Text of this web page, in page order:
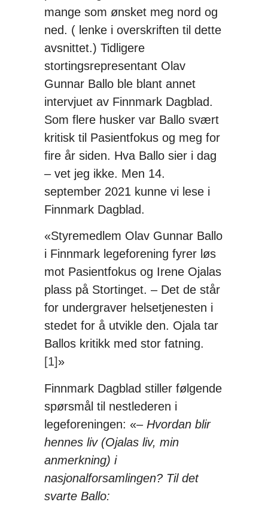
mange som ønsket meg nord og
ned. ( lenke i overskriften til dette
avsnittet.) Tidligere
stortingsrepresentant Olav
Gunnar Ballo ble blant annet
intervjuet av Finnmark Dagblad.
Som flere husker var Ballo svært
kritisk til Pasientfokus og meg for
fire år siden. Hva Ballo sier i dag
– vet jeg ikke. Men 14.
september 2021 kunne vi lese i
Finnmark Dagblad.
«Styremedlem Olav Gunnar Ballo
i Finnmark legeforening fyrer løs
mot Pasientfokus og Irene Ojalas
plass på Stortinget. – Det de står
for undergraver helsetjenesten i
stedet for å utvikle den. Ojala tar
Ballos kritikk med stor fatning.
[1]»
Finnmark Dagblad stiller følgende
spørsmål til nestlederen i
legeforeningen: «– Hvordan blir
hennes liv (Ojalas liv, min
anmerkning) i
nasjonalforsamlingen? Til det
svarte Ballo: